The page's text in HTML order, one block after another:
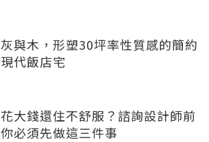
灰與木，形塑30坪率性質感的簡約
現代飯店宅
花大錢還住不舒服？諮詢設計師前
你必須先做這三件事